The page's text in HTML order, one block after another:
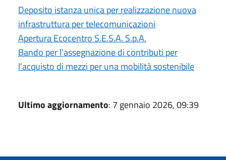
Deposito istanza unica per realizzazione nuova
infrastruttura per telecomunicazioni
Apertura Ecocentro S.E.S.A. S.p.A.
Bando per l’assegnazione di contributi per
l’acquisto di mezzi per una mobilità sostenibile
Ultimo aggiornamento: 7 gennaio 2026, 09:39